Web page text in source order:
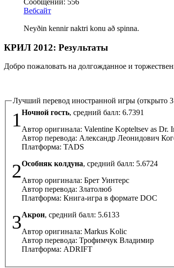
Вебсайт
Neyðin kennir naktri konu að spinna.
КРИЛ 2012: Результаты
Добро пожаловать на долгожданное и
Лучший перевод иностранной игры (открыто
1Ночной гость, средний балл: 6.7391
Автор оригинала: Valentine Kopteltsev as Dr.
Автор перевода: Александр Леонидович
Платформа: TADS
2Особняк колдуна, средний балл: 5.6724
Автор оригинала: Брет Уинтерс
Автор перевода: Златолюб
Платформа: Книга-игра в формате DOC
3Акрон, средний балл: 5.6133
Автор оригинала: Markus Kolic
Автор перевода: Трофимчук Владимир
Платформа: ADRIFT